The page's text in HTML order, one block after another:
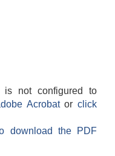
is not configured to
Acrobatorclick
download the PDF